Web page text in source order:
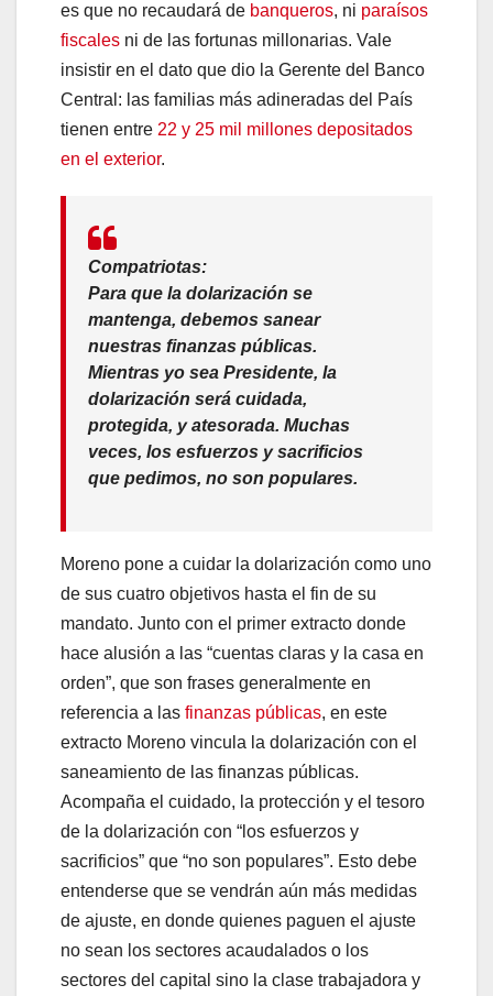
es que no recaudará de banqueros, ni paraísos
fiscales ni de las fortunas millonarias. Vale
insistir en el dato que dio la Gerente del Banco
Central: las familias más adineradas del País
tienen entre 22 y 25 mil millones depositados
en el exterior.
Compatriotas:
Para que la dolarización se
mantenga, debemos sanear
nuestras finanzas públicas.
Mientras yo sea Presidente, la
dolarización será cuidada,
protegida, y atesorada. Muchas
veces, los esfuerzos y sacrificios
que pedimos, no son populares.
Moreno pone a cuidar la dolarización como uno
de sus cuatro objetivos hasta el fin de su
mandato. Junto con el primer extracto donde
hace alusión a las “cuentas claras y la casa en
orden”, que son frases generalmente en
referencia a las finanzas públicas, en este
extracto Moreno vincula la dolarización con el
saneamiento de las finanzas públicas.
Acompaña el cuidado, la protección y el tesoro
de la dolarización con “los esfuerzos y
sacrificios” que “no son populares”. Esto debe
entenderse que se vendrán aún más medidas
de ajuste, en donde quienes paguen el ajuste
no sean los sectores acaudalados o los
sectores del capital sino la clase trabajadora y